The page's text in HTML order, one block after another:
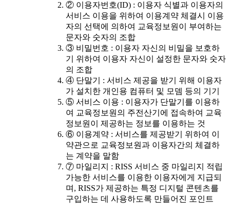
② 이용자번호(ID) : 이용자 식별과 이용자의
서비스 이용을 위하여 이용계약 체결시 이용
자의 선택에 의하여 교육정보원이 부여하는
문자와 숫자의 조합
③ 비밀번호 : 이용자 자신의 비밀을 보호하
기 위하여 이용자 자신이 설정한 문자와 숫자
의 조합
④ 단말기 : 서비스 제공을 받기 위해 이용자
가 설치한 개인용 컴퓨터 및 모뎀 등의 기기
⑤ 서비스 이용 : 이용자가 단말기를 이용하
여 교육정보원의 주전산기에 접속하여 교육
정보원이 제공하는 정보를 이용하는 것
⑥ 이용계약 : 서비스를 제공받기 위하여 이
약관으로 교육정보원과 이용자간의 체결하
는 계약을 말함
⑦ 마일리지 : RISS 서비스 중 마일리지 적립
가능한 서비스를 이용한 이용자에게 지급되
며, RISS가 제공하는 특정 디지털 콘텐츠를
구입하는 데 사용하도록 만들어진 포인트